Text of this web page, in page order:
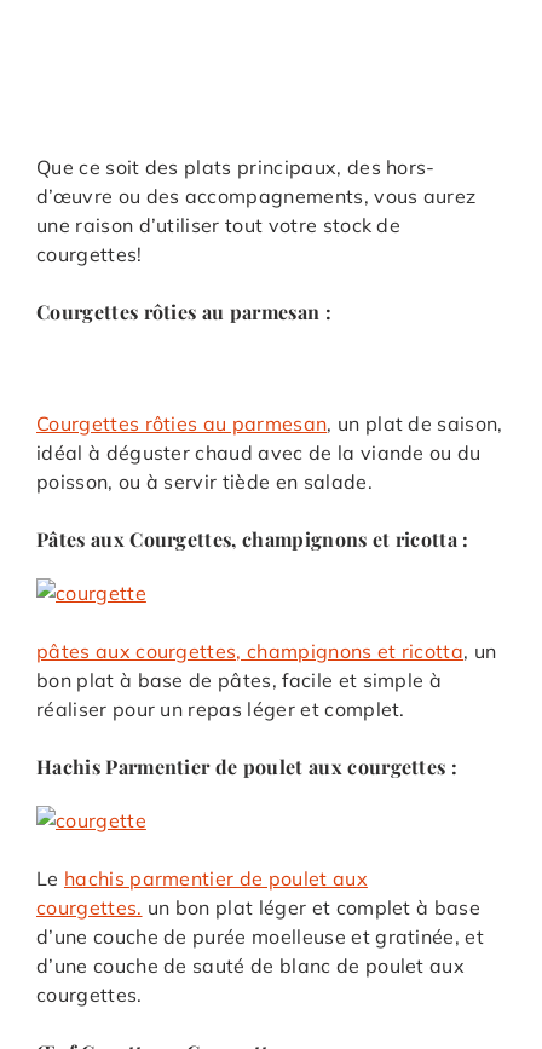
Que ce soit des plats principaux, des hors-
d’œuvre ou des accompagnements, vous aurez
une raison d’utiliser tout votre stock de
courgettes!
Courgettes rôties au parmesan :
Courgettes rôties au parmesan, un plat de saison,
idéal à déguster chaud avec de la viande ou du
poisson, ou à servir tiède en salade.
Pâtes aux Courgettes, champignons et ricotta :
pâtes aux courgettes, champignons et ricotta, un
bon plat à base de pâtes, facile et simple à
réaliser pour un repas léger et complet.
Hachis Parmentier de poulet aux courgettes :
Le hachis parmentier de poulet aux
courgettes. un bon plat léger et complet à base
d’une couche de purée moelleuse et gratinée, et
d’une couche de sauté de blanc de poulet aux
courgettes.